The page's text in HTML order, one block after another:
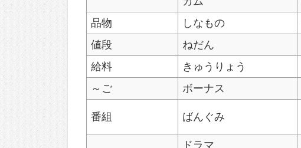
品物
しなもの
値段
ねだん
給料
きゅうりょう
～ご
ボーナス
番組 ばんぐみ
ドラマ